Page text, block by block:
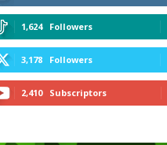
1,624 Followers
3,178 Followers
2,410 Subscriptors